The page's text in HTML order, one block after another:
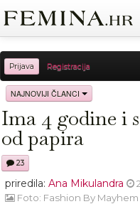
Prijava Registracija
Sreća
Moda Ljubav
NAJNOVIJI ČLANCI
Ima 4 godine i
od papira
23
priredila: Ana Mikulandra
Foto: Fashion By